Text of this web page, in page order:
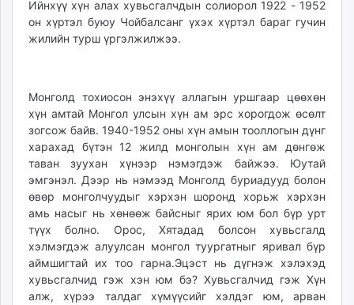
Ийнхүү хүн алах хувьсгалчдын солиорол 1922 - 1952
он хүртэл буюу Чойбалсанг үхэх хүртэл бараг гучин
жилийн турш үргэлжилжээ.
Монголд тохиосон энэхүү аллагын уршгаар цөөхөн
хүн амтай Монгол улсын хүн ам эрс хорогдож өсөлт
зогсож байв. 1940-1952 оны хүн амын тооллогын дүнг
харахад бүтэн 12 жилд монголын хүн ам дөнгөж
таван зуухан хүнээр нэмэгдэж байжээ. Юутай
эмгэнэл. Дээр нь нэмээд Монголд буриадууд болон
өвөр монголчуудыг хэрхэн шоронд хорьж хэрхэн
амь насыг нь хөнөөж байсныг ярих юм бол бүр урт
түүх болно. Орос, Хятадад болсон хувьсгалд
хэлмэгдэж алуулсан монгол туургатныг яривал бүр
аймшигтай их тоо гарна.Эцэст нь дүгнэж хэлэхэд
хувьсгалчид гэж хэн юм бэ? Хувьсгалчид гэж Хүн
алж, хүрээ талдаг хүмүүсийг хэлдэг юм, арван